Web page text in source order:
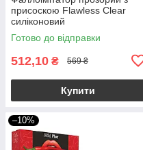
присоскою Flawless Clear
силіконовий
Готово до відправки
512,10 ₴ 569 ₴
Купити
–10%